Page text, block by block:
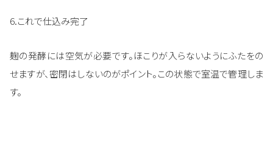
6.これで仕込み完了
麹の発酵には空気が必要です。ほこりが入らないようにふたをの
せますが、密閉はしないのがポイント。この状態で室温で管理しま
す。